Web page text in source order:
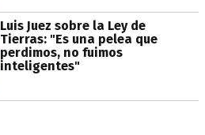
Luis Juez sobre la Ley de
Tierras: "Es una pelea que
perdimos, no fuimos
inteligentes"